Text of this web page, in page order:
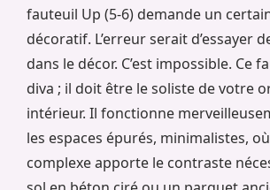
fauteuil Up (5-6) demande un
décoratif. L’erreur serait d’essayer
dans le décor. C’est impossible. Ce
diva ; il doit être le soliste de votre
intérieur. Il fonctionne
les espaces épurés, minimalistes,
complexe apporte le contraste